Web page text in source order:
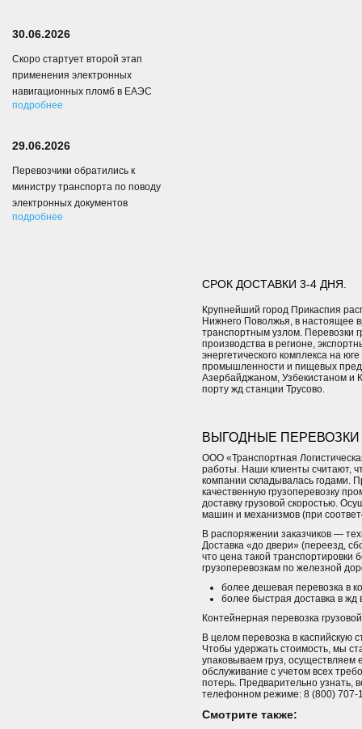
СРОК ДОСТАВКИ 3-4 ДНЯ.
Крупнейший город Прикаспия
Нижнего Поволжья, в
транспортным узлом. Перевозки
производства в регионе,
энергетического комплекса на
промышленности и пищевых
Азербайджаном, Узбекистаном и
порту жд станции Трусово.
ВЫГОДНЫЕ
ООО «Транспортная
работы. Наши клиенты считают,
компании складывалась годами.
качественную грузоперевозку
доставку грузовой скоростью.
машин и механизмов (при
В распоряжении заказчиков —
Доставка «до двери» (переезд,
что цена такой транспортировки
грузоперевозкам по железной
более дешевая перевозка в
более быстрая доставка в жд
Контейнерная перевозка
В целом перевозка в каспийскую
Чтобы удержать стоимость, мы
упаковываем груз, осуществляем
обслуживание с учетом всех
потерь. Предварительно узнать,
телефонном режиме: 8 (800) 707-
Смотрите также:
30.06.2026
Скоро стартует второй этап
применения электронных
навигационных пломб в ЕАЭС
подробнее
29.06.2026
Перевозчики обратились к
министру транспорта по поводу
электронных документов
подробнее